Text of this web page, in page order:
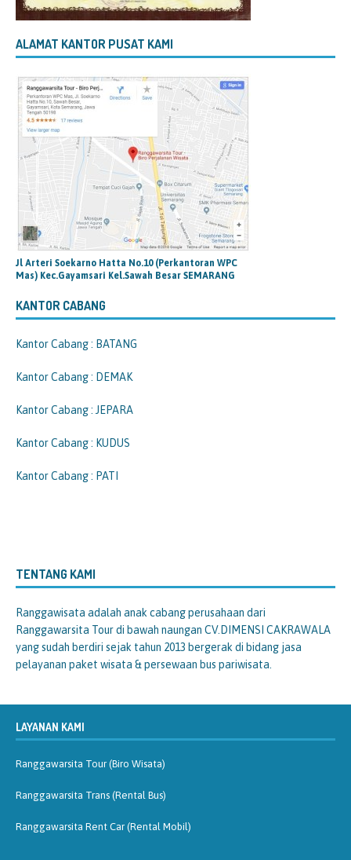
ALAMAT KANTOR PUSAT KAMI
Jl Arteri Soekarno Hatta No.10 (Perkantoran WPC
Mas) Kec.Gayamsari Kel.Sawah Besar SEMARANG
KANTOR CABANG
Kantor Cabang : BATANG
Kantor Cabang : DEMAK
Kantor Cabang : JEPARA
Kantor Cabang : KUDUS
Kantor Cabang : PATI
TENTANG KAMI
Ranggawisata adalah anak cabang perusahaan dari
Ranggawarsita Tour di bawah naungan CV.DIMENSI CAKRAWALA
yang sudah berdiri sejak tahun 2013 bergerak di bidang jasa
pelayanan paket wisata & persewaan bus pariwisata.
LAYANAN KAMI
Ranggawarsita Tour (Biro Wisata)
Ranggawarsita Trans (Rental Bus)
Ranggawarsita Rent Car (Rental Mobil)